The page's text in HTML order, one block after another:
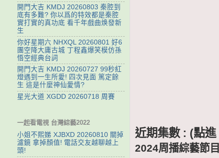
近期集數 : (點
2024周播綜藝節
開門大吉 KMDJ 20260803 秦腔到
底有多難? 你以爲的特效都是秦腔
實打實的真功底 看千年戲曲焕發新
生
你好星期六 NHXQL 20260801 好6
團空降大庸古城 丁程鑫爆笑模仿孫
悟空經典台詞
開門大吉 KMDJ 20260727 99秒紅
燈遇到一生所愛! 四次見面 篤定餘
生 這是什麼神仙愛情?
星光大道 XGDD 20260718 周賽
一起看電視 台灣綜藝2022
小姐不熙娣 XJBXD 20260810 關掉
濾鏡 拿掉顏值! 電話交友越聊越上
頭!